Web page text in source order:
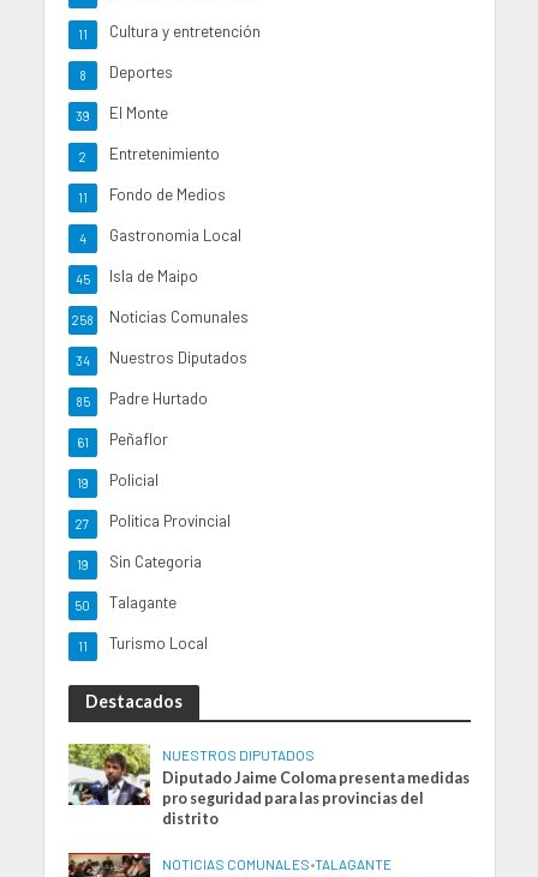
Cultura y entretención
11
Deportes
8
El Monte
39
Entretenimiento
2
Fondo de Medios
11
Gastronomia Local
4
Isla de Maipo
45
Noticias Comunales
258
Nuestros Diputados
34
Padre Hurtado
85
Peñaflor
61
Policial
19
Politica Provincial
27
Sin Categoria
19
Talagante
50
Turismo Local
11
Destacados
NUESTROS DIPUTADOS
Diputado Jaime Coloma presenta medidas
pro seguridad para las provincias del
distrito
NOTICIAS COMUNALES•TALAGANTE